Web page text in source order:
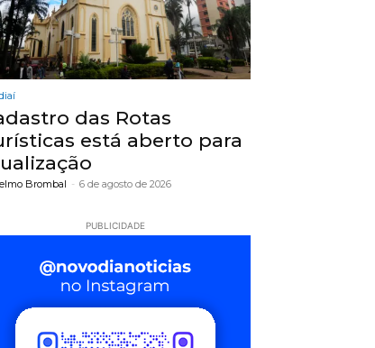
das Rotas
está aberto para
Brombal - 6 de agosto de 2026
PUBLICIDADE